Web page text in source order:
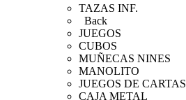
TAZAS INF.
Back
JUEGOS
CUBOS
MUÑECAS NINES
MANOLITO
JUEGOS DE CARTAS
CAJA METAL